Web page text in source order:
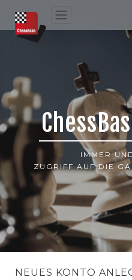
IMMER
ZUGRIFF AUF DIE
NEUES KONTO